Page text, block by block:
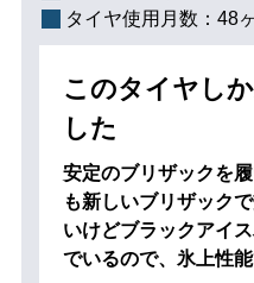
タイヤ使用月数： 48
このタイヤし
した
安定のブリザックを
も新しいブリザック
いけどブラックアイ
でいるので、氷上性能